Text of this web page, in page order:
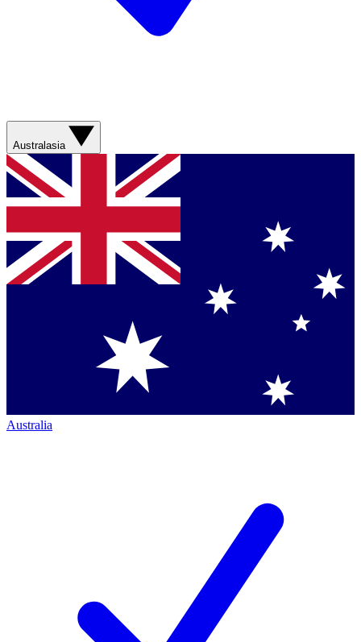
Australasia
Australia